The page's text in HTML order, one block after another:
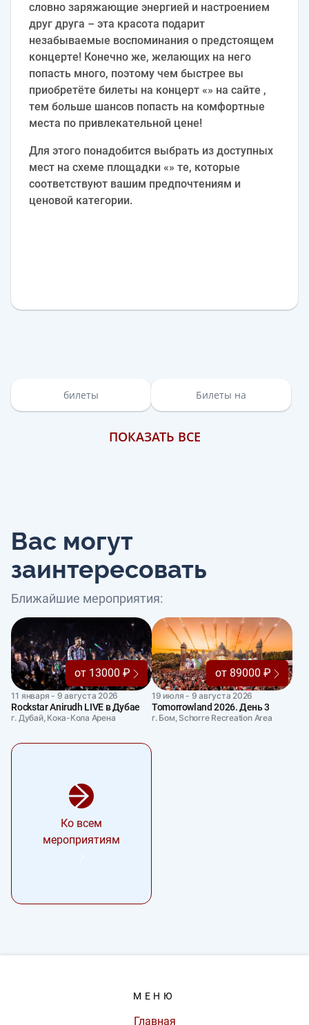
словно заряжающие энергией и настроением
друг друга – эта красота подарит
незабываемые воспоминания о предстоящем
концерте! Конечно же, желающих на него
попасть много, поэтому чем быстрее вы
приобретёте билеты на концерт «» на сайте ,
тем больше шансов попасть на комфортные
места по привлекательной цене!
Для этого понадобится выбрать из доступных
мест на схеме площадки «» те, которые
соответствуют вашим предпочтениям и
ценовой категории.
билеты Билеты на
ПОКАЗАТЬ ВСЕ
Вас могут
заинтересовать
Ближайшие мероприятия:
от 13000 ₽
11 января - 9 августа 2026
Rockstar Anirudh LIVE в Дубае
г. Дубай, Кока-Кола Арена
от 89000 ₽
19 июля - 9 августа 2026
Tomorrowland 2026. День 3
г. Бом, Schorre Recreation Area
Ко всем
мероприятиям
МЕНЮ
Главная